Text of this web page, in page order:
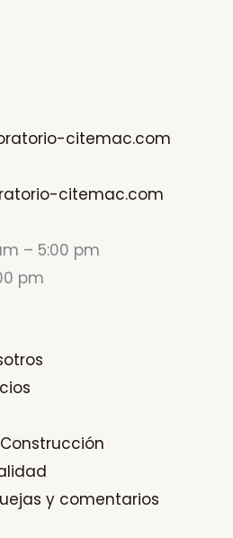
citemac.com
citemac.com
– 5:00 pm
pm
y comentarios